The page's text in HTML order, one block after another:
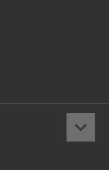
keyboard_arrow_down